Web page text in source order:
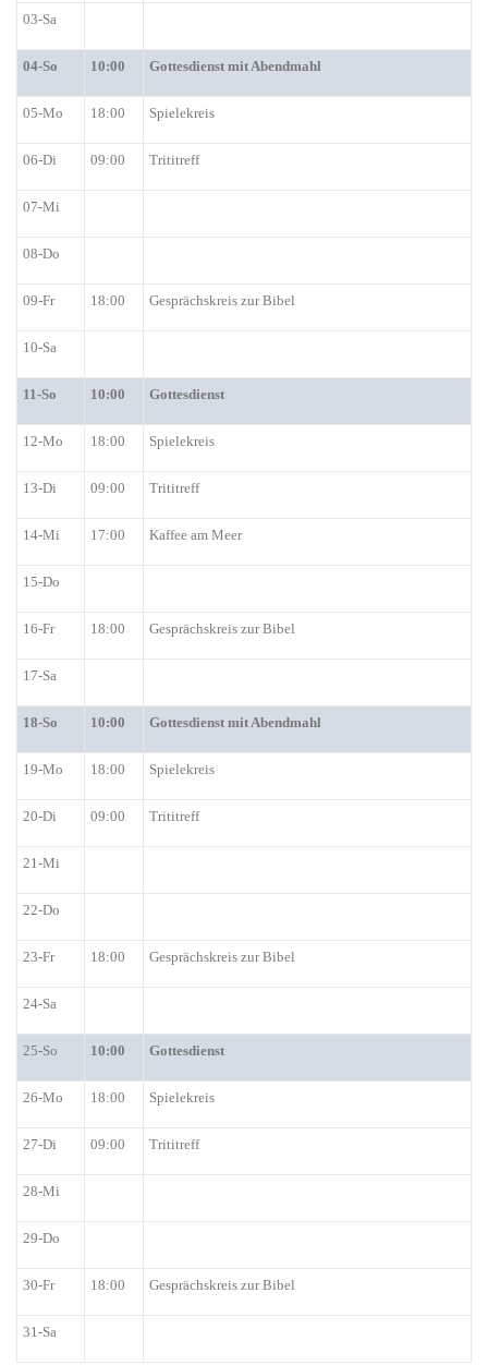
03-Sa
04-So 10:00 Gottesdienst mit Abendmahl
05-Mo 18:00 Spielekreis
06-Di 09:00 Trititreff
07-Mi
08-Do
09-Fr 18:00 Gesprächskreis zur Bibel
10-Sa
11-So 10:00 Gottesdienst
12-Mo 18:00 Spielekreis
13-Di 09:00 Trititreff
14-Mi 17:00 Kaffee am Meer
15-Do
16-Fr 18:00 Gesprächskreis zur Bibel
17-Sa
18-So 10:00 Gottesdienst mit Abendmahl
19-Mo 18:00 Spielekreis
20-Di 09:00 Trititreff
21-Mi
22-Do
23-Fr 18:00 Gesprächskreis zur Bibel
24-Sa
25-So 10:00 Gottesdienst
26-Mo 18:00 Spielekreis
27-Di 09:00 Trititreff
28-Mi
29-Do
30-Fr 18:00 Gesprächskreis zur Bibel
31-Sa